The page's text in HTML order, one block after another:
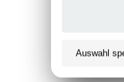
Auswahl